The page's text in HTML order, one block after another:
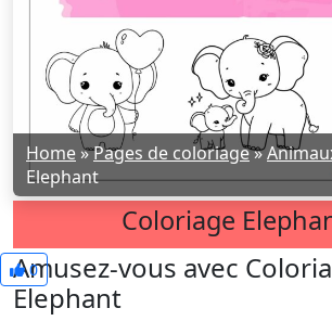
Home »Pages de coloriage»
Elephant
Coloriage
0
Amusez-vous avec
Elephant